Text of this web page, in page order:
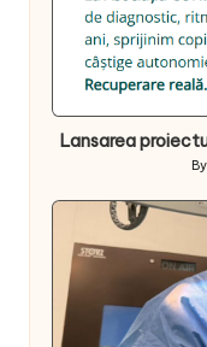
Posted
in
Lansarea
by
By